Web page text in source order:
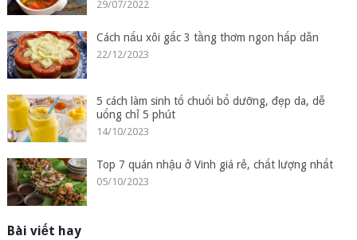
29/07/2022
Cách nấu xôi gấc 3 tầng thơm ngon hấp dẫn
22/12/2023
5 cách làm sinh tố chuối bổ dưỡng, đẹp da, dễ
uống chỉ 5 phút
14/10/2023
Top 7 quán nhậu ở Vinh giá rẻ, chất lượng nhất
05/10/2023
Bài viết hay